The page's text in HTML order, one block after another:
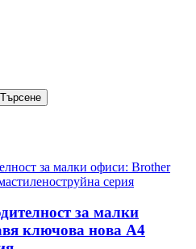
за малки
ключова нова A4